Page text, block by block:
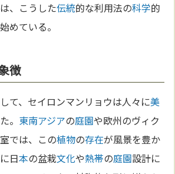
、こうした伝統的な利用法の科学的
めている。
徴
て、セイロンマンリョウは人々に美
。 東南アジアの庭園や欧州のヴィク
では、この植物の存在が風景を豊か
日本の盆栽文化や熱帯の庭園設計に